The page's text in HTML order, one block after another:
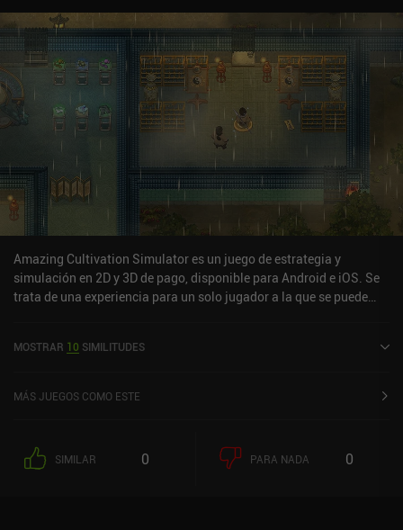
Amazing Cultivation Simulator es un juego de estrategia y
simulación en 2D y 3D de pago, disponible para Android e iOS. Se
trata de una experiencia para un solo jugador a la que se puede
Cultivation Simulator se lanzó en mayo de 2025 y tiene
4,4 sobre 5,0 en la App Store de iOS.
MOSTRAR 10 SIMILITUDES
MÁS JUEGOS COMO ESTE
SIMILAR 0 PARA NADA 0